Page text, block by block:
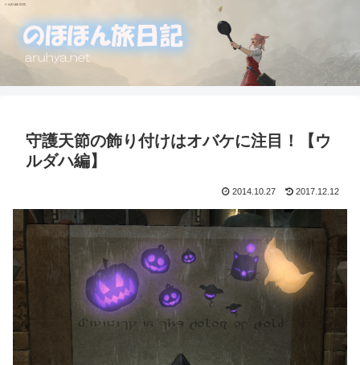
守護天節の飾り付けはオバケに注目！【ウ
ルダハ編】
2014.10.27 2017.12.12